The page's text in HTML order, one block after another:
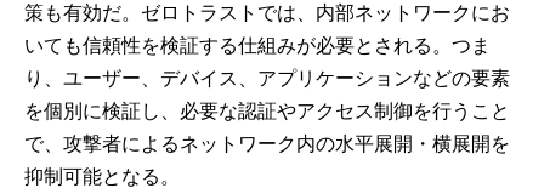
策も有効だ。ゼロトラストでは、内部ネットワークにお
いても信頼性を検証する仕組みが必要とされる。つま
り、ユーザー、デバイス、アプリケーションなどの要素
を個別に検証し、必要な認証やアクセス制御を行うこと
で、攻撃者によるネットワーク内の水平展開・横展開を
抑制可能となる。